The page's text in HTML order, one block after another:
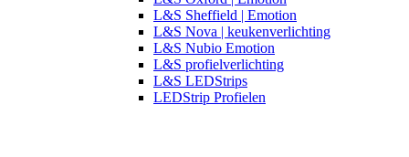
L&S Sheffield | Emotion
L&S Nova | keukenverlichting
L&S Nubio Emotion
L&S profielverlichting
L&S LEDStrips
LEDStrip Profielen